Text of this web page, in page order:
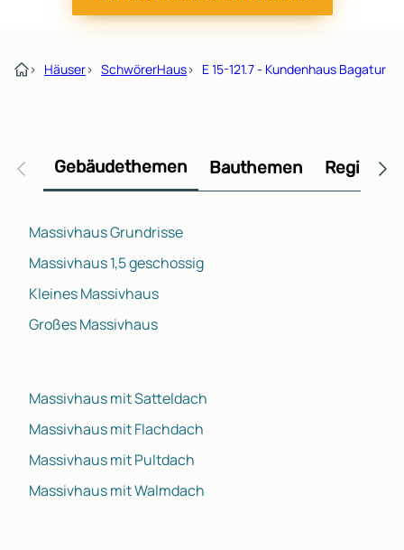
› Häuser› SchwörerHaus› E 15-121.7 - Kundenhaus Bagatur
Gebäudethemen Bauthemen
Massivhaus Grundrisse
Massivhaus 1,5 geschossig
Kleines Massivhaus
Großes Massivhaus
Massivhaus mit Satteldach
Massivhaus mit Flachdach
Massivhaus mit Pultdach
Massivhaus mit Walmdach